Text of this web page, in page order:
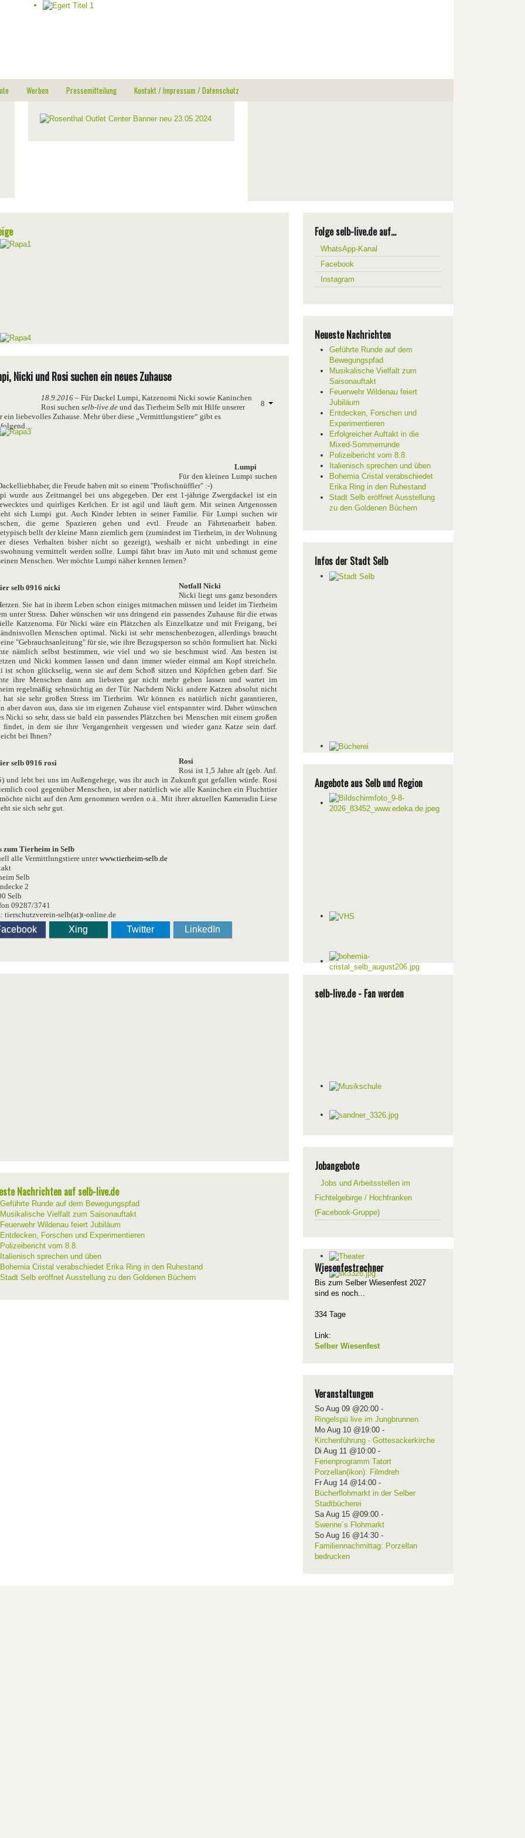
Werben Pressemitteilung Kontakt / Impressum / Datenschutz
Nicki und Rosi suchen ein neues Zuhause
18.9.2016– Für Dackel Lumpi, Katzenomi Nicki sowie Kaninchen
Rosi suchen selb-live.deund das Tierheim Selb mit Hilfe unserer
ein liebevolles Zuhause. Mehr über diese „Vermittlungstiere“ gibt es
Lumpi
Für den kleinen Lumpi suchen
die Freude haben mit so einem "Profischnüffler" :-)
wurde aus Zeitmangel bei uns abgegeben. Der erst 1-jährige Zwergdackel ist ein
und quirliges Kerlchen. Er ist agil und läuft gern. Mit seinen Artgenossen
sich Lumpi gut. Auch Kinder lebten in seiner Familie. Für Lumpi suchen wir
die gerne Spazieren gehen und evtl. Freude an Fährtenarbeit haben.
bellt der kleine Mann ziemlich gern (zumindest im Tierheim, in der Wohnung
dieses Verhalten bisher nicht so gezeigt), weshalb er nicht unbedingt in eine
vermittelt werden sollte. Lumpi fährt brav im Auto mit und schmust gerne
Menschen. Wer möchte Lumpi näher kennen lernen?
Notfall Nicki
Nicki liegt uns ganz besonders
Sie hat in ihrem Leben schon einiges mitmachen müssen und leidet im Tierheim
unter Stress. Daher wünschen wir uns dringend ein passendes Zuhause für die etwas
Katzenoma. Für Nicki wäre ein Plätzchen als Einzelkatze und mit Freigang, bei
Menschen optimal. Nicki ist sehr menschenbezogen, allerdings braucht
"Gebrauchsanleitung" für sie, wie ihre Bezugsperson so schön formuliert hat. Nicki
nämlich selbst bestimmen, wie viel und wo sie beschmust wird. Am besten ist
und Nicki kommen lassen und dann immer wieder einmal am Kopf streicheln.
ist schon glückselig, wenn sie auf dem Schoß sitzen und Köpfchen geben darf. Sie
ihre Menschen dann am liebsten gar nicht mehr gehen lassen und wartet im
regelmäßig sehnsüchtig an der Tür. Nachdem Nicki andere Katzen absolut nicht
hat sie sehr großen Stress im Tierheim. Wir können es natürlich nicht garantieren,
aber davon aus, dass sie im eigenen Zuhause viel entspannter wird. Daher wünschen
Nicki so sehr, dass sie bald ein passendes Plätzchen bei Menschen mit einem großen
findet, in dem sie ihre Vergangenheit vergessen und wieder ganz Katze sein darf.
bei Ihnen?
Rosi
Rosi ist 1,5 Jahre alt (geb. Anf.
und lebt bei uns im Außengehege, was ihr auch in Zukunft gut gefallen würde. Rosi
cool gegenüber Menschen, ist aber natürlich wie alle Kaninchen ein Fluchttier
nicht auf den Arm genommen werden o.ä.. Mit ihrer aktuellen Kameradin Liese
sie sich sehr gut.
zum Tierheim in Selb
alle Vermittlungstiere unterwww.tierheim-selb.de
Selb
2
Selb
09287/3741
tierschutzverein-selb(at)t-online.de
Xing Twitter LinkedIn
Nachrichten auf selb-live.de
Geführte Runde auf dem Bewegungspfad
Musikalische Vielfalt zum Saisonauftakt
Feuerwehr Wildenau feiert Jubiläum
Entdecken, Forschen und Experimentieren
Polizeibericht vom 8.8.
Italienisch sprechen und üben
Bohemia Cristal verabschiedet Erika Ring in den Ruhestand
Stadt Selb eröffnet Ausstellung zu den Goldenen Büchern
Folge selb-live.de auf...
WhatsApp-Kanal
Facebook
Instagram
Neueste Nachrichten
Geführte Runde auf dem
Bewegungspfad
Musikalische Vielfalt zum
Saisonauftakt
Feuerwehr Wildenau feiert
Jubiläum
Entdecken, Forschen und
Experimentieren
Erfolgreicher Auftakt in die
Mixed-Sommerrunde
Polizeibericht vom 8.8.
Italienisch sprechen und üben
Bohemia Cristal verabschiedet
Erika Ring in den Ruhestand
Stadt Selb eröffnet Ausstellung
zu den Goldenen Büchern
Infos der Stadt Selb
Angebote aus Selb und Region
selb-live.de - Fan werden
Jobangebote
Jobs und Arbeitsstellen im
Fichtelgebirge / Hochfranken
(Facebook-Gruppe)
Wiesenfestrechner
Bis zum Selber Wiesenfest 2027
sind es noch...
334 Tage
Link:
Selber Wiesenfest
Veranstaltungen
So Aug 09 @20:00-
Ringelspü live im Jungbrunnen
Mo Aug 10 @19:00-
Kirchenführung - Gottesackerkirche
Di Aug 11 @10:00-
Ferienprogramm Tatort
Porzellan(ikon): Filmdreh
Fr Aug 14 @14:00-
Bücherflohmarkt in der Selber
Stadtbücherei
Sa Aug 15 @09:00-
Swenne´s Flohmarkt
So Aug 16 @14:30-
Familiennachmittag: Porzellan
bedrucken